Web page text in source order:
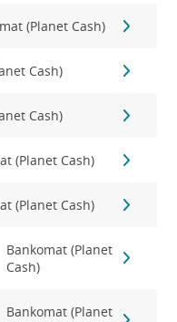
(Planet Cash)
Cash)
Cash)
(Planet Cash)
(Planet Cash)
Bankomat (Planet
Cash)
Bankomat (Planet